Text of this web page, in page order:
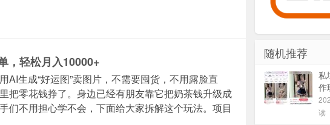
，轻松月入10000+
AI生成“好运图”卖图片，不需要囤货，不用露脸直
把零花钱挣了。身边已经有朋友靠它把奶茶钱升级成
们不用担心学不会，下面给大家拆解这个玩法。项目
随机推荐
私
作
读